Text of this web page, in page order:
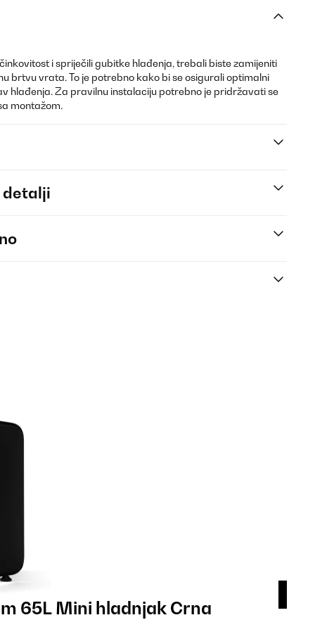
i spriječili gubitke hlađenja, trebali biste zamijeniti
brtvu vrata. To je potrebno kako bi se osigurali optimalni
hlađenja. Za pravilnu instalaciju potrebno je pridržavati se
montažom.
detalji
65L Mini hladnjak Crna